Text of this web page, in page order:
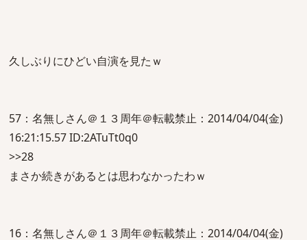
久しぶりにひどい自演を見たｗ
57：名無しさん＠１３周年＠転載禁止：2014/04/04(金)
16:21:15.57 ID:2ATuTt0q0
>>28
まさか続きがあるとは思わなかったわｗ
16：名無しさん＠１３周年＠転載禁止：2014/04/04(金)